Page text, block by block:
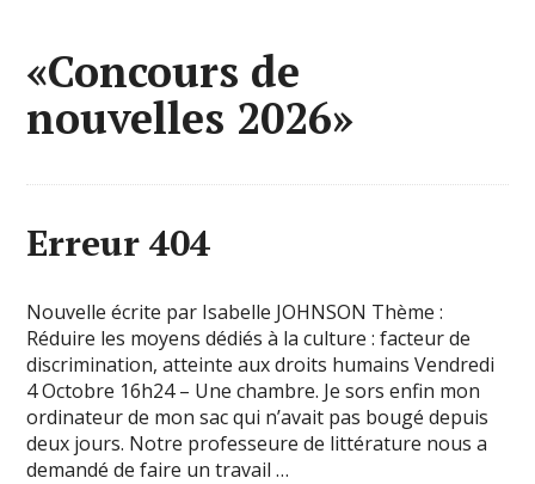
«Concours de
nouvelles 2026»
Erreur 404
Nouvelle écrite par Isabelle JOHNSON Thème :
Réduire les moyens dédiés à la culture : facteur de
discrimination, atteinte aux droits humains Vendredi
4 Octobre 16h24 – Une chambre. Je sors enfin mon
ordinateur de mon sac qui n’avait pas bougé depuis
deux jours. Notre professeure de littérature nous a
demandé de faire un travail …